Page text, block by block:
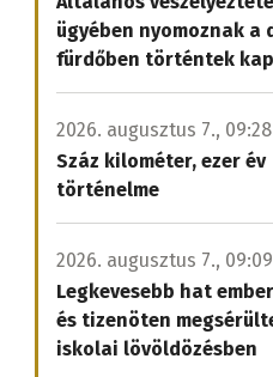
ügyében nyomoznak a
fürdőben történtek
2026. augusztus 7., 09:28
Száz kilométer, ezer év
történelme
2026. augusztus 7., 09:09
Legkevesebb hat
és tizenöten
iskolai lövöldözésben